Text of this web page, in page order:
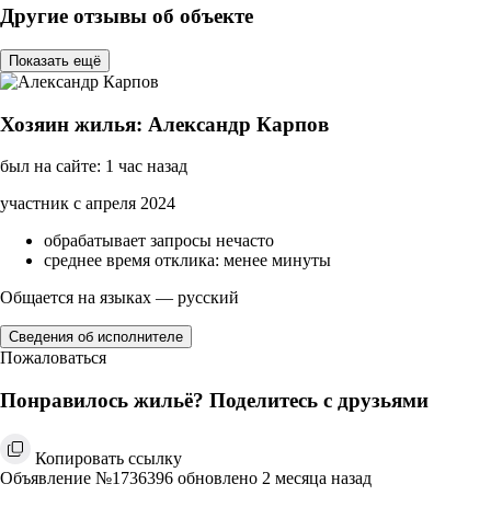
Другие отзывы об объекте
Показать ещё
Хозяин жилья: Александр Карпов
был на сайте: 1 час назад
участник с апреля 2024
обрабатывает запросы нечасто
среднее время отклика: менее минуты
Общается на языках — русский
Сведения об исполнителе
Пожаловаться
Понравилось жильё? Поделитесь с друзьями
Копировать ссылку
Объявление №1736396 обновлено 2 месяца назад